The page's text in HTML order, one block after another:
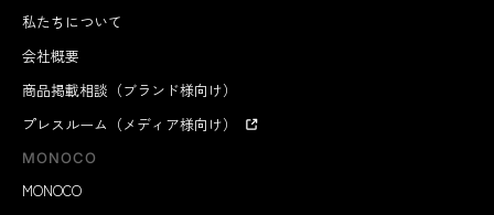
私たちについて
会社概要
商品掲載相談（ブランド様向け）
プレスルーム（メディア様向け）
MONOCO
MONOCO